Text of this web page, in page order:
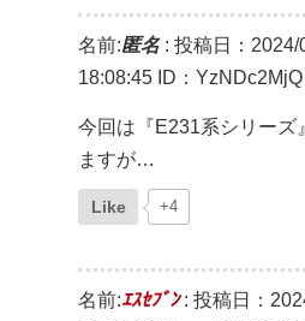
名前:匿名: 投稿日：2024/
18:08:45 ID：YzNDc2MjQ
今回は『E231系シリーズ
ますが…
Like +4
名前:ｴｽｾﾌﾞﾝ: 投稿日：